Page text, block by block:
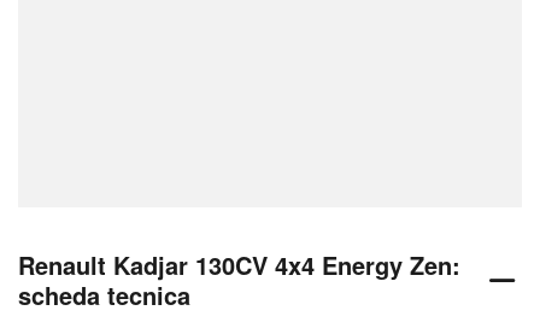
Renault Kadjar 130CV 4x4 Energy Zen:
scheda tecnica